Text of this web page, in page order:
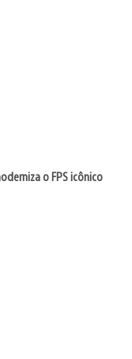
o FPS icônico